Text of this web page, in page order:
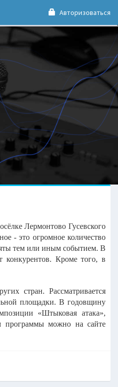
Авторизоваться
Лермонтово Гусевского
- это огромное количество
тем или иным событием. В
конкурентов. Кроме того, в
стран. Рассматривается
площадки. В годовщину
«Штыковая атака»,
программы можно на сайте